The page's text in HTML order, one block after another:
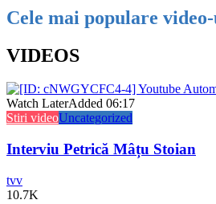
Cele mai populare
VIDEOS
Watch LaterAdded 06:17
Stiri videoUncategorized
Interviu Petrică Mâțu Stoian
tvv
10.7K